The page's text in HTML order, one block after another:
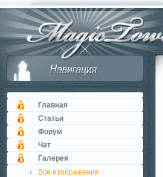
Главная
Статьи
Форум
Чат
Галерея
Все изображения